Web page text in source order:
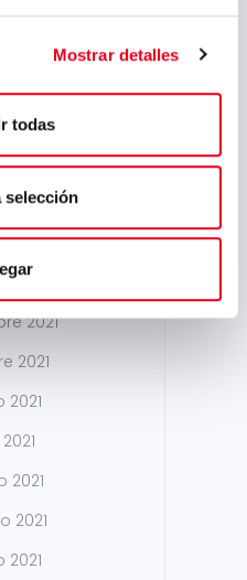
Mostrar detalles
todas
selección
2022
2022
2022
2021
2021
2021
2021
2021